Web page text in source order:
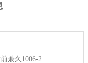
兼久1006-2